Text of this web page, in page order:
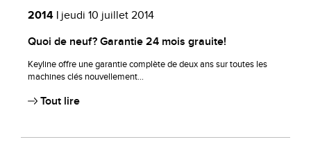
2014 | jeudi 10 juillet 2014
Quoi de neuf? Garantie 24 mois grauite!
Keyline offre une garantie complète de deux ans sur toutes les
machines clés nouvellement...
Tout lire